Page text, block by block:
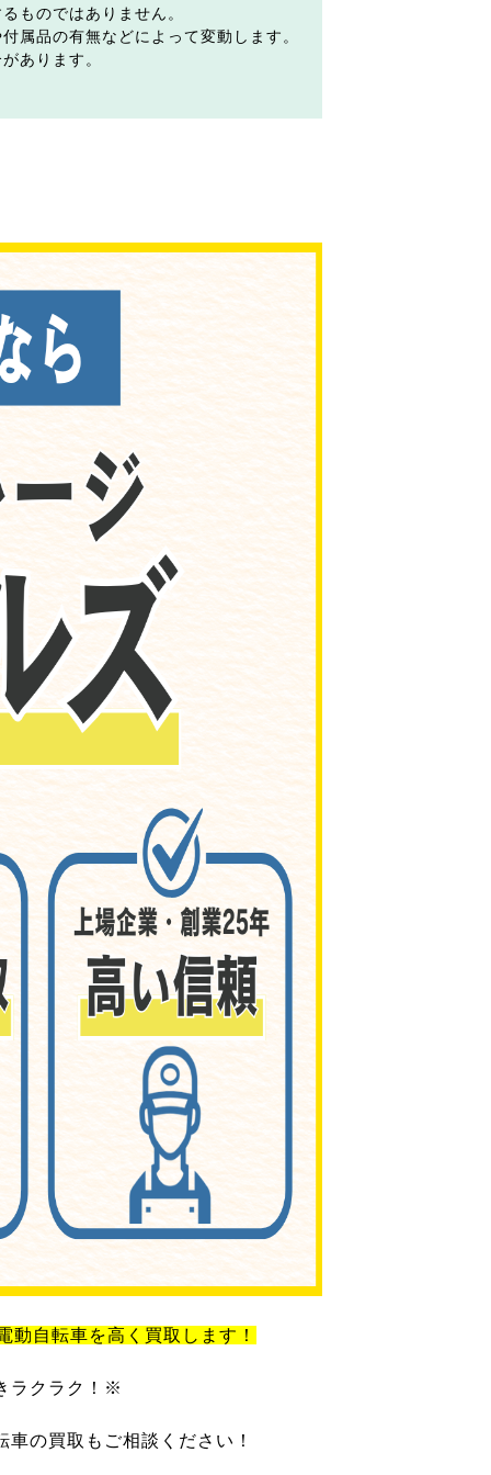
ものではありません。
属品の有無などによって変動します。
あります。
動自転車を高く買取します！
ラクラク！※
の買取もご相談ください！